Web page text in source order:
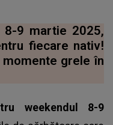
8-9 martie 2025,
fiecare nativ!
grele în
weekendul 8-9